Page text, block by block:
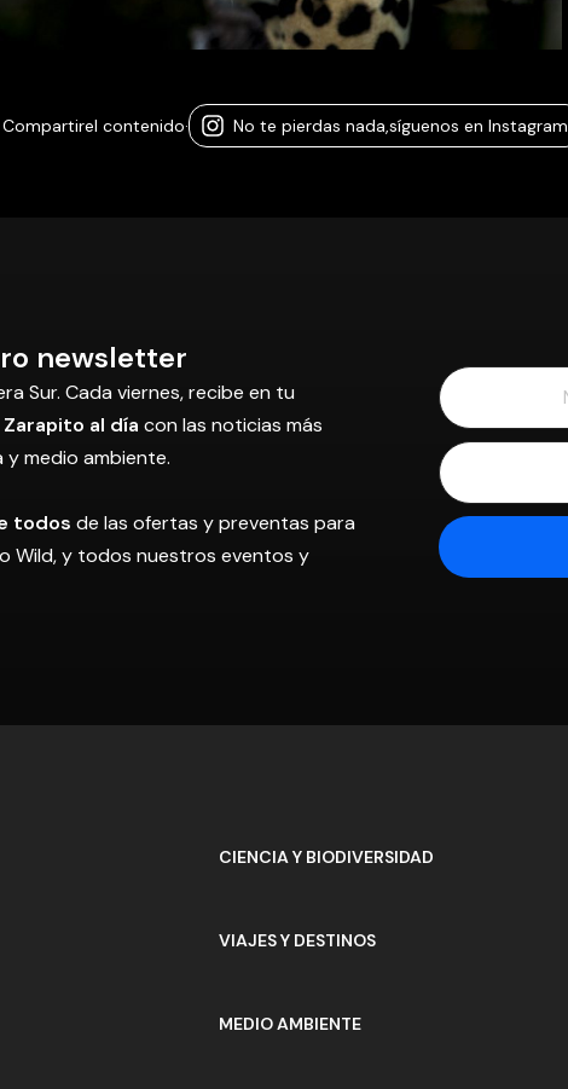
Compartirel contenido· No te pierdas nada,síguenos en Instagram
newsletter
Sur. Cada viernes, recibe en tu
Zarapito al día con las noticias más
medio ambiente.
todos de las ofertas y preventas para
Wild, y todos nuestros eventos y
CIENCIA Y BIODIVERSIDAD
VIAJES Y DESTINOS
MEDIO AMBIENTE